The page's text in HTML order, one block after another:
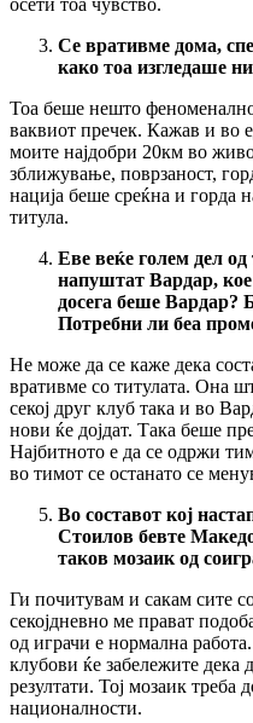
Се вративме дома,
како тоа изгледаше
Тоа беше нешто
ваквиот пречек. Кажав и во
моите најдобри 20км во
зближување, поврзаност,
нација беше среќна и горда
титула.
Еве веќе голем дел од
напуштат Вардар,
досега беше Вардар?
Потребни ли беа
Не може да се каже дека
вративме со титулата. Она
секој друг клуб така и во
нови ќе дојдат. Така беше
Најбитното е да се одржи
во тимот се останато се
Во составот кој
Стоилов бевте
таков мозаик од
Ги почитувам и сакам сите
секојдневно ме прават
од играчи е нормална
клубови ќе забележите дека
резултати. Тој мозаик треба
националности.